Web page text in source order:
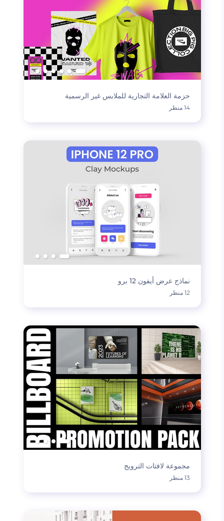
حزمة العلامة التجارية للملابس غير الرسمية
14 منظر
نماذج عرض أيفون 12 برو
12 منظر
مجموعة لافتات الترويج
13 منظر